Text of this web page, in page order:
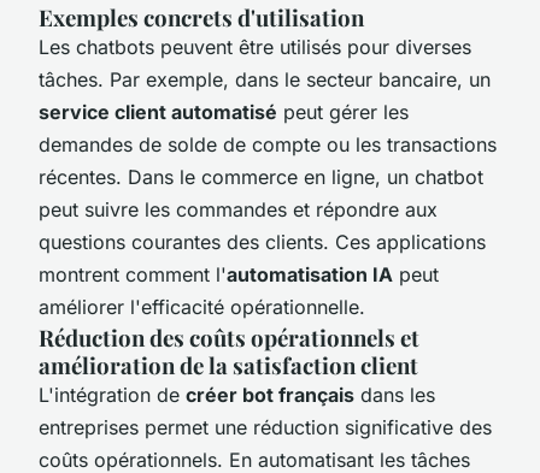
Exemples concrets d'utilisation
Les chatbots peuvent être utilisés pour diverses
tâches. Par exemple, dans le secteur bancaire, un
service client automatisé peut gérer les
demandes de solde de compte ou les transactions
récentes. Dans le commerce en ligne, un chatbot
peut suivre les commandes et répondre aux
questions courantes des clients. Ces applications
montrent comment l'automatisation IA peut
améliorer l'efficacité opérationnelle.
Réduction des coûts opérationnels et
amélioration de la satisfaction client
L'intégration de créer bot français dans les
entreprises permet une réduction significative des
coûts opérationnels. En automatisant les tâches